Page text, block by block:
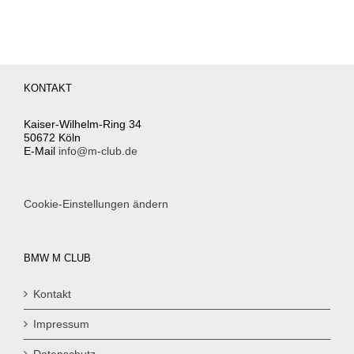
KONTAKT
Kaiser-Wilhelm-Ring 34
50672 Köln
E-Mail info@m-club.de
Cookie-Einstellungen ändern
BMW M CLUB
Kontakt
Impressum